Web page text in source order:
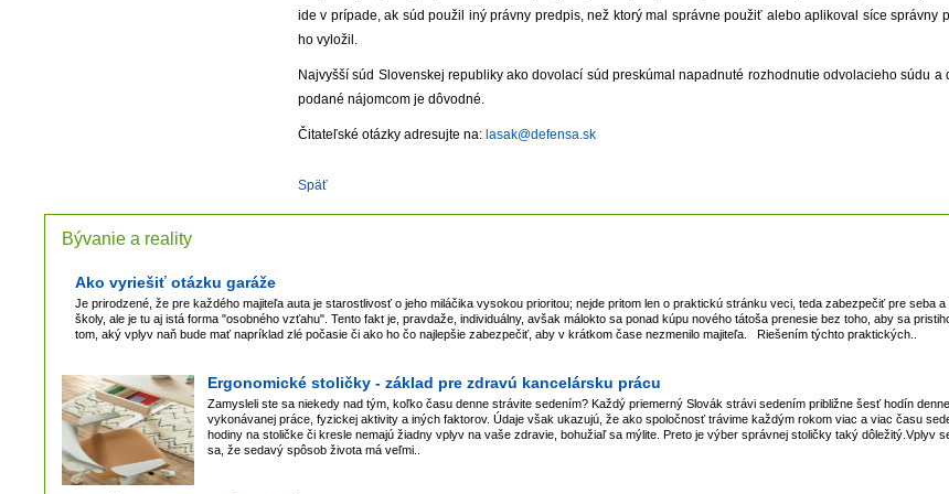
ide v prípade, ak súd použil iný právny predpis, než ktorý mal správne použiť alebo aplikoval síce správny
ho vyložil.
Najvyšší súd Slovenskej republiky ako dovolací súd preskúmal napadnuté rozhodnutie odvolacieho súdu a
podané nájomcom je dôvodné.
Čitateľské otázky adresujte na: lasak@defensa.sk
Späť
Bývanie a reality
Ako vyriešiť otázku garáže
Je prirodzené, že pre každého majiteľa auta je starostlivosť o jeho miláčika vysokou prioritou; nejde pritom len o praktickú stránku veci, teda zabezpečiť pre seba
školy, ale je tu aj istá forma "osobného vzťahu". Tento fakt je, pravdaže, individuálny, avšak málokto sa ponad kúpu nového tátoša prenesie bez toho, aby sa
tom, aký vplyv naň bude mať napríklad zlé počasie či ako ho čo najlepšie zabezpečiť, aby v krátkom čase nezmenilo majiteľa. Riešením týchto praktických..
Ergonomické stoličky - základ pre zdravú kancelársku prácu
Zamysleli ste sa niekedy nad tým, koľko času denne strávite sedením? Každý priemerný Slovák strávi sedením približne šesť hodín
vykonávanej práce, fyzickej aktivity a iných faktorov. Údaje však ukazujú, že ako spoločnosť trávime každým rokom viac a viac času
hodiny na stoličke či kresle nemajú žiadny vplyv na vaše zdravie, bohužiaľ sa mýlite. Preto je výber správnej stoličky taký dôležitý.Vplyv
sa, že sedavý spôsob života má veľmi..